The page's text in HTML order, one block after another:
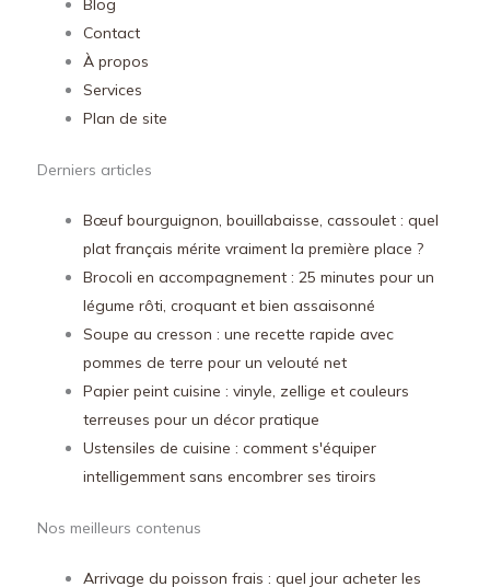
Blog
Contact
À propos
Services
Plan de site
Derniers articles
Bœuf bourguignon, bouillabaisse, cassoulet : quel
plat français mérite vraiment la première place ?
Brocoli en accompagnement : 25 minutes pour un
légume rôti, croquant et bien assaisonné
Soupe au cresson : une recette rapide avec
pommes de terre pour un velouté net
Papier peint cuisine : vinyle, zellige et couleurs
terreuses pour un décor pratique
Ustensiles de cuisine : comment s'équiper
intelligemment sans encombrer ses tiroirs
Nos meilleurs contenus
Arrivage du poisson frais : quel jour acheter les